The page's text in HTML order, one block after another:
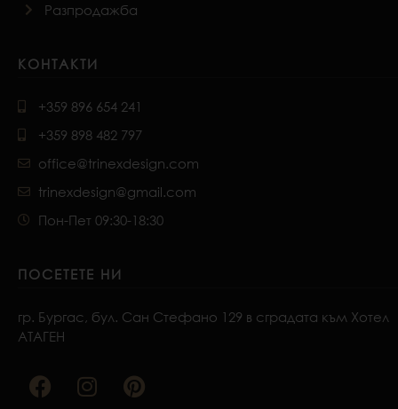
Разпродажба
КОНТАКТИ
+359 896 654 241
+359 898 482 797
office@trinexdesign.com
trinexdesign@gmail.com
Пон-Пет 09:30-18:30
ПОСЕТЕТЕ НИ
гр. Бургас, бул. Сан Стефано 129 в сградата към Хотел
АТАГЕН
a
c
n
s
i
n